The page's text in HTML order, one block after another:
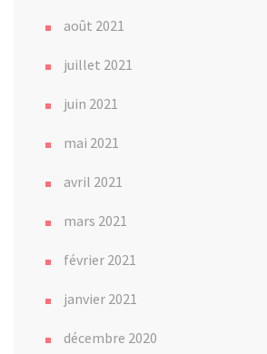
août 2021
juillet 2021
juin 2021
mai 2021
avril 2021
mars 2021
février 2021
janvier 2021
décembre 2020